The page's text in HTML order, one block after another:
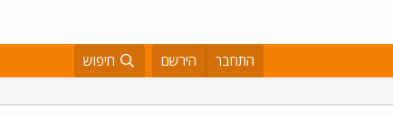
התחבר הירשם חיפוש